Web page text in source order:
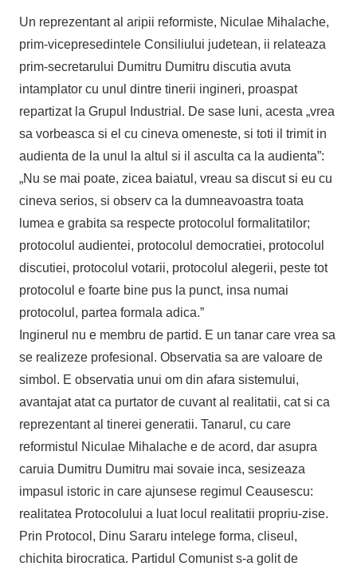
Un reprezentant al aripii reformiste, Niculae Mihalache,
prim-vicepresedintele Consiliului judetean, ii relateaza
prim-secretarului Dumitru Dumitru discutia avuta
intamplator cu unul dintre tinerii ingineri, proaspat
repartizat la Grupul Industrial. De sase luni, acesta „vrea
sa vorbeasca si el cu cineva omeneste, si toti il trimit in
audienta de la unul la altul si il asculta ca la audienta”:
„Nu se mai poate, zicea baiatul, vreau sa discut si eu cu
cineva serios, si observ ca la dumneavoastra toata
lumea e grabita sa respecte protocolul formalitatilor;
protocolul audientei, protocolul democratiei, protocolul
discutiei, protocolul votarii, protocolul alegerii, peste tot
protocolul e foarte bine pus la punct, insa numai
protocolul, partea formala adica.”
Inginerul nu e membru de partid. E un tanar care vrea sa
se realizeze profesional. Observatia sa are valoare de
simbol. E observatia unui om din afara sistemului,
avantajat atat ca purtator de cuvant al realitatii, cat si ca
reprezentant al tinerei generatii. Tanarul, cu care
reformistul Niculae Mihalache e de acord, dar asupra
caruia Dumitru Dumitru mai sovaie inca, sesizeaza
impasul istoric in care ajunsese regimul Ceausescu:
realitatea Protocolului a luat locul realitatii propriu-zise.
Prin Protocol, Dinu Sararu intelege forma, cliseul,
chichita birocratica. Partidul Comunist s-a golit de